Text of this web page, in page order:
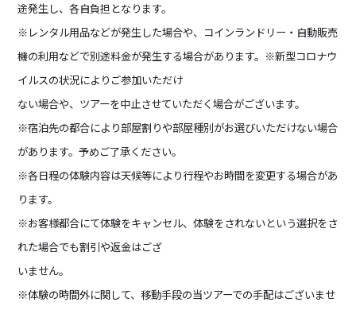
途発生し、各自負担となります。
※レンタル用品などが発生した場合や、コインランドリー・自動販売
機の利用などで別途料金が発生する場合があります。※新型コロナウ
イルスの状況によりご参加いただけ
ない場合や、ツアーを中止させていただく場合がございます。
※宿泊先の都合により部屋割りや部屋種別がお選びいただけない場合
があります。予めご了承ください。
※各日程の体験内容は天候等により行程やお時間を変更する場合があ
ります。
※お客様都合にて体験をキャンセル、体験をされないという選択をさ
れた場合でも割引や返金はござ
いません。
※体験の時間外に関して、移動手段の当ツアーでの手配はございませ